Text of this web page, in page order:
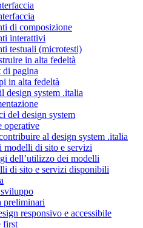
di composizione
interattivi
testuali (microtesti)
in alta fedeltà
pagina
in alta fedeltà
design system .italia
del design system
operative
al design system .italia
modelli di sito e servizi
dell’utilizzo dei modelli
di sito e servizi disponibili
preliminari
responsivo e accessibile
first